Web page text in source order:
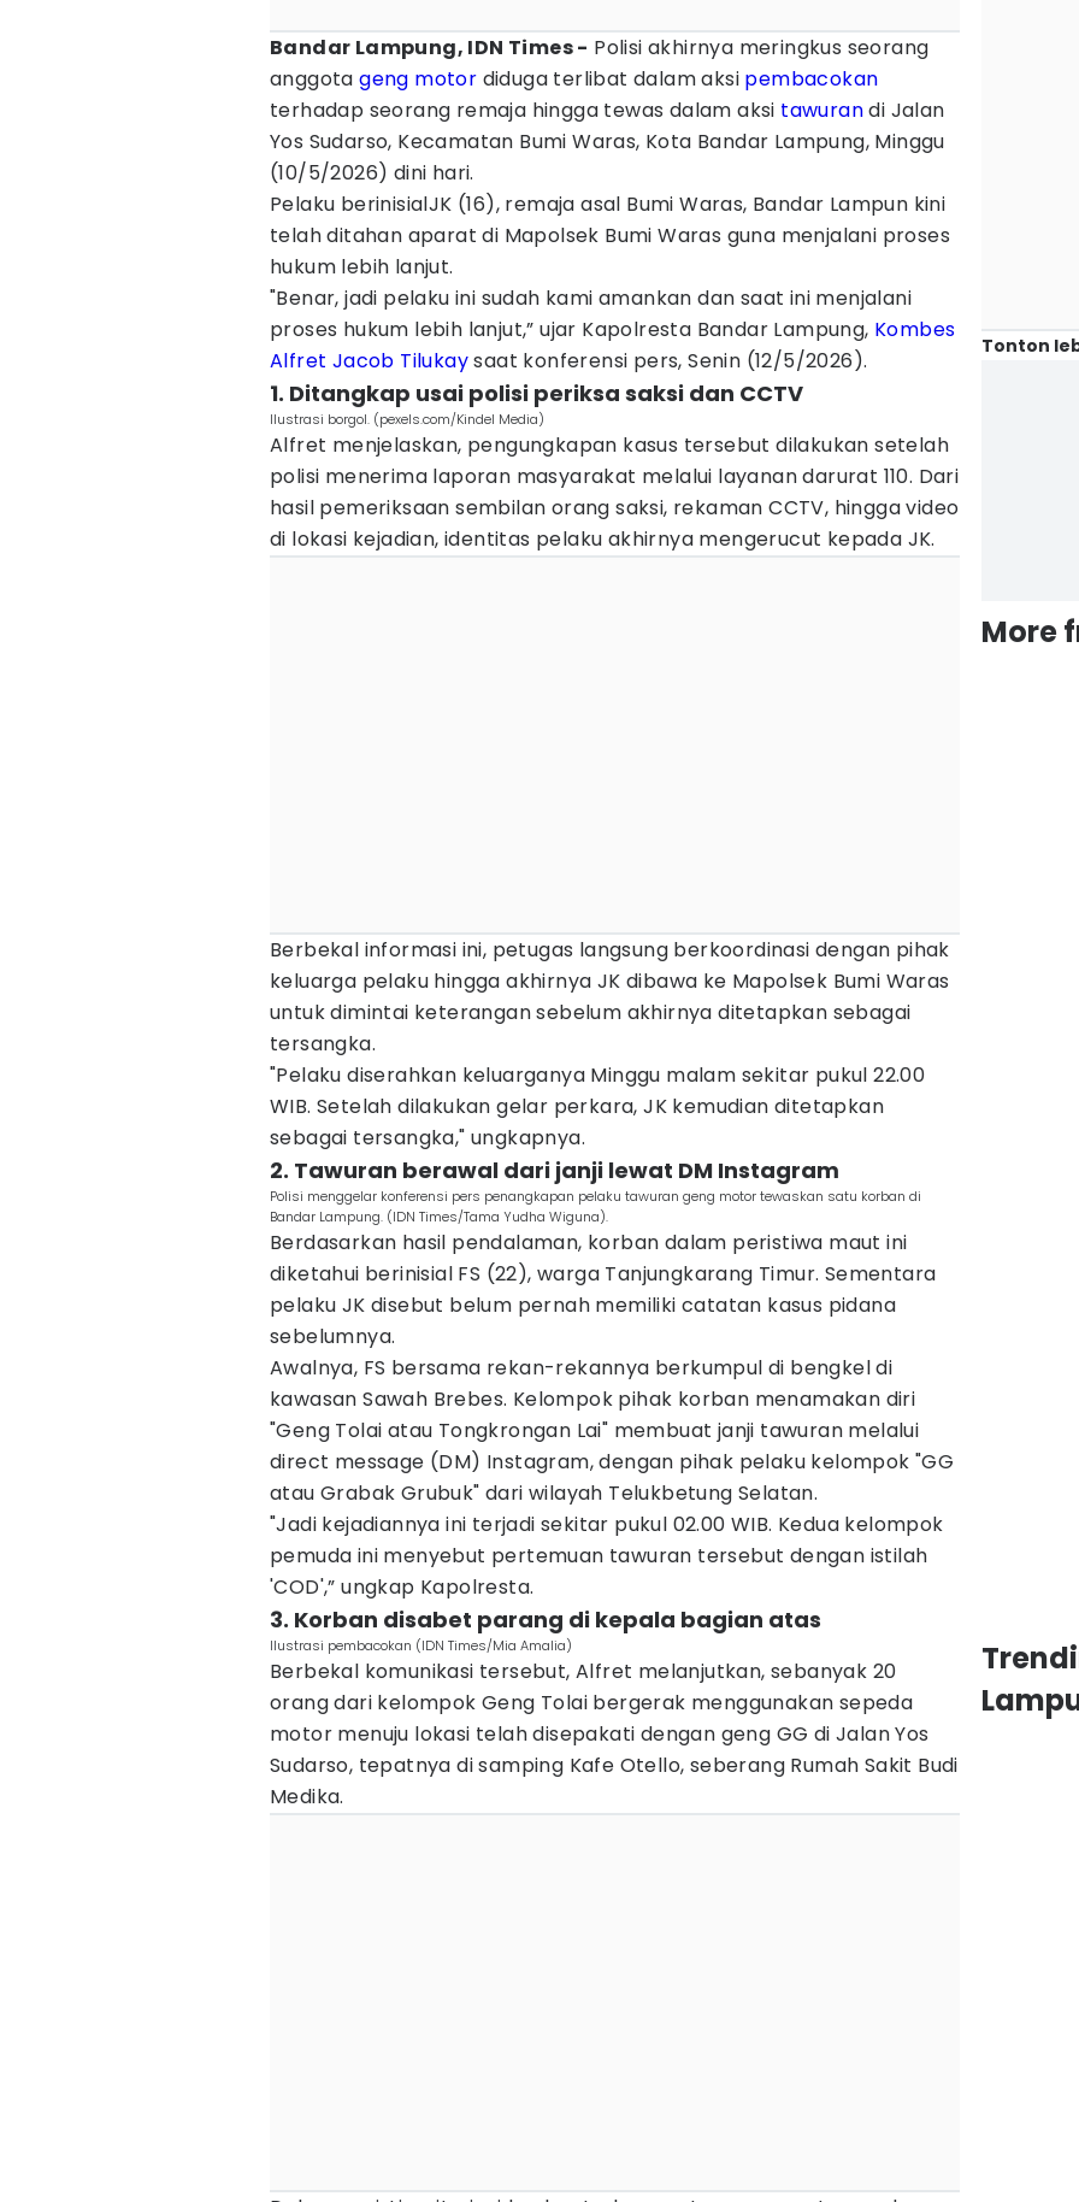
Bandar Lampung, IDN Times - Polisi akhirnya meringkus seorang
anggotageng motor diduga terlibat dalam aksi pembacokan
terhadap seorang remaja hingga tewas dalam aksi tawurandi Jalan
Yos Sudarso, Kecamatan Bumi Waras, Kota Bandar Lampung, Minggu
(10/5/2026) dini hari.
Pelaku berinisialJK (16), remaja asal Bumi Waras, Bandar Lampun kini
telah ditahan aparat di Mapolsek Bumi Waras guna menjalani proses
hukum lebih lanjut.
"Benar, jadi pelaku ini sudah kami amankan dan saat ini menjalani
proses hukum lebih lanjut,” ujar Kapolresta Bandar Lampung, Kombes
Alfret Jacob Tilukaysaat konferensi pers, Senin (12/5/2026).
1. Ditangkap usai polisi periksa saksi dan CCTV
Ilustrasi borgol. (pexels.com/Kindel Media)
Alfret menjelaskan, pengungkapan kasus tersebut dilakukan setelah
polisi menerima laporan masyarakat melalui layanan darurat 110. Dari
hasil pemeriksaan sembilan orang saksi, rekaman CCTV, hingga video
di lokasi kejadian, identitas pelaku akhirnya mengerucut kepada JK.
Berbekal informasi ini, petugas langsung berkoordinasi dengan pihak
keluarga pelaku hingga akhirnya JK dibawa ke Mapolsek Bumi Waras
untuk dimintai keterangan sebelum akhirnya ditetapkan sebagai
tersangka.
"Pelaku diserahkan keluarganya Minggu malam sekitar pukul 22.00
WIB. Setelah dilakukan gelar perkara, JK kemudian ditetapkan
sebagai tersangka," ungkapnya.
2. Tawuran berawal dari janji lewat DM Instagram
Polisi menggelar konferensi pers penangkapan pelaku tawuran geng motor tewaskan satu korban di
Bandar Lampung. (IDN Times/Tama Yudha Wiguna).
Berdasarkan hasil pendalaman, korban dalam peristiwa maut ini
diketahui berinisial FS (22), warga Tanjungkarang Timur. Sementara
pelaku JK disebut belum pernah memiliki catatan kasus pidana
sebelumnya.
Awalnya, FS bersama rekan-rekannya berkumpul di bengkel di
kawasan Sawah Brebes. Kelompok pihak korban menamakan diri
"Geng Tolai atau Tongkrongan Lai" membuat janji tawuran melalui
direct message (DM) Instagram, dengan pihak pelaku kelompok "GG
atau Grabak Grubuk" dari wilayah Telukbetung Selatan.
"Jadi kejadiannya ini terjadi sekitar pukul 02.00 WIB. Kedua kelompok
pemuda ini menyebut pertemuan tawuran tersebut dengan istilah
'COD',” ungkap Kapolresta.
3. Korban disabet parang di kepala bagian atas
Ilustrasi pembacokan (IDN Times/Mia Amalia)
Berbekal komunikasi tersebut, Alfret melanjutkan, sebanyak 20
orang dari kelompok Geng Tolai bergerak menggunakan sepeda
motor menuju lokasi telah disepakati dengan geng GG di Jalan Yos
Sudarso, tepatnya di samping Kafe Otello, seberang Rumah Sakit Budi
Medika.
Tonton
More